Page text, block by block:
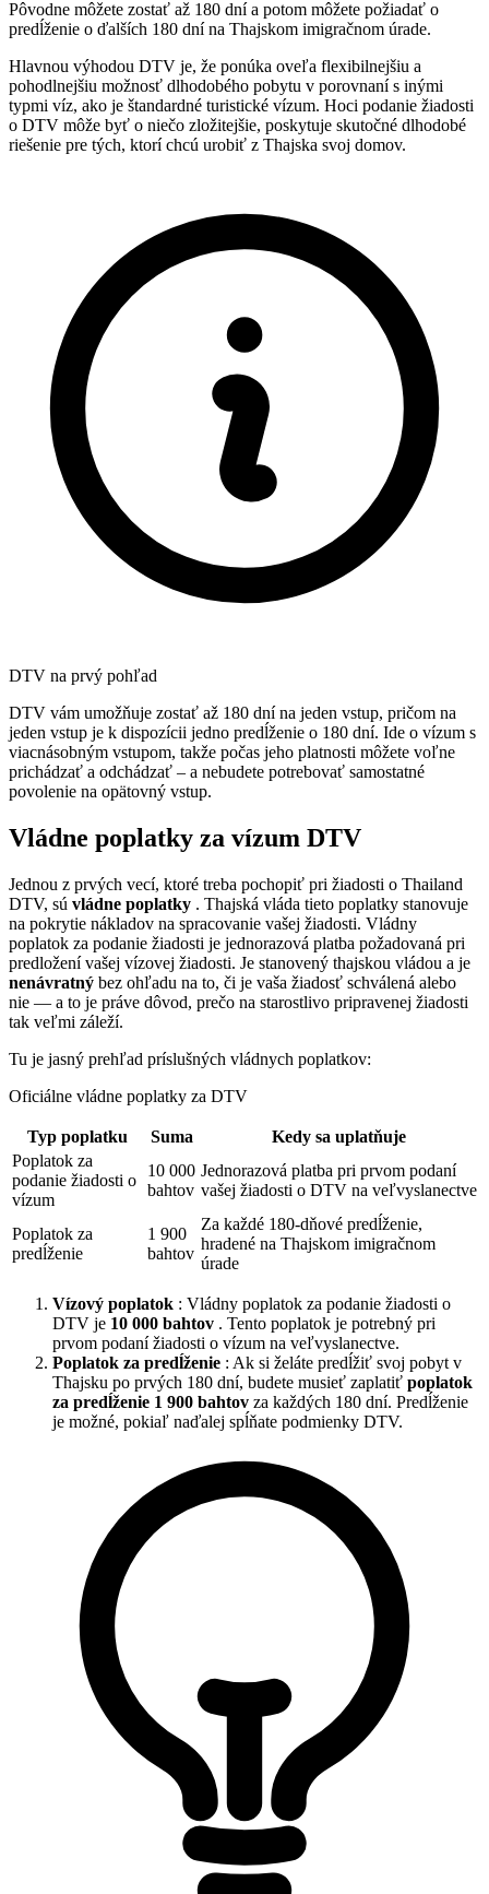
Pôvodne môžete zostať až 180 dní a potom môžete požiadať o
predĺženie o ďalších 180 dní na Thajskom imigračnom úrade.
Hlavnou výhodou DTV je, že ponúka oveľa flexibilnejšiu a
pohodlnejšiu možnosť dlhodobého pobytu v porovnaní s inými
typmi víz, ako je štandardné turistické vízum. Hoci podanie žiadosti
o DTV môže byť o niečo zložitejšie, poskytuje skutočné dlhodobé
riešenie pre tých, ktorí chcú urobiť z Thajska svoj domov.
DTV na prvý pohľad
DTV vám umožňuje zostať až 180 dní na jeden vstup, pričom na
jeden vstup je k dispozícii jedno predĺženie o 180 dní. Ide o vízum s
viacnásobným vstupom, takže počas jeho platnosti môžete voľne
prichádzať a odchádzať – a nebudete potrebovať samostatné
povolenie na opätovný vstup.
Vládne poplatky za vízum DTV
Jednou z prvých vecí, ktoré treba pochopiť pri žiadosti o Thailand
DTV, sú vládne poplatky . Thajská vláda tieto poplatky stanovuje
na pokrytie nákladov na spracovanie vašej žiadosti. Vládny
poplatok za podanie žiadosti je jednorazová platba požadovaná pri
predložení vašej vízovej žiadosti. Je stanovený thajskou vládou a je
nenávratný bez ohľadu na to, či je vaša žiadosť schválená alebo
nie — a to je práve dôvod, prečo na starostlivo pripravenej žiadosti
tak veľmi záleží.
Tu je jasný prehľad príslušných vládnych poplatkov:
Oficiálne vládne poplatky za DTV
Typ poplatku Suma
Kedy sa uplatňuje
Poplatok za
podanie žiadosti o
vízum
10 000
bahtov
Jednorazová platba pri prvom podaní
vašej žiadosti o DTV na veľvyslanectve
Poplatok za
predĺženie
1 900
bahtov
Za každé 180-dňové predĺženie,
hradené na Thajskom imigračnom
úrade
Vízový poplatok : Vládny poplatok za podanie žiadosti o
DTV je 10 000 bahtov . Tento poplatok je potrebný pri
prvom podaní žiadosti o vízum na veľvyslanectve.
Poplatok za predĺženie : Ak si želáte predĺžiť svoj pobyt v
Thajsku po prvých 180 dní, budete musieť zaplatiť poplatok
za predĺženie 1 900 bahtov za každých 180 dní. Predĺženie
je možné, pokiaľ naďalej spĺňate podmienky DTV.